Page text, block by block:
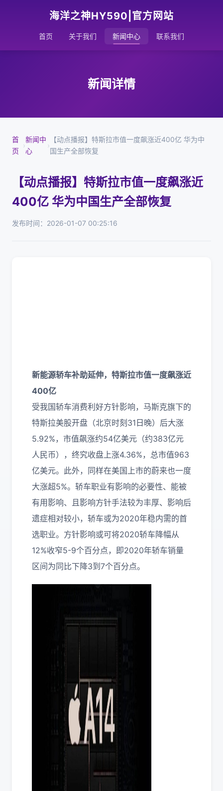
海洋之神HY590|官方网站
首页 关于我们 新闻中心 联系我们
新闻详情
首
页
›
新闻中
心
›
【动点播报】特斯拉市值一度飙涨近400亿 华为中
国生产全部恢复
【动点播报】特斯拉市值一度飙涨近
400亿 华为中国生产全部恢复
发布时间：2026-01-07 00:25:16
新能源轿车补助延伸，特斯拉市值一度飙涨近
400亿
受我国轿车消费利好方针影响，马斯克旗下的
特斯拉美股开盘（北京时刻31日晚）后大涨
5.92%，市值飙涨约54亿美元（约383亿元
人民币），终究收盘上涨4.36%，总市值963
亿美元。此外，同样在美国上市的蔚来也一度
大涨超5%。轿车职业有影响的必要性、能被
有用影响、且影响方针手法较为丰厚、影响后
遗症相对较小，轿车或为2020年稳内需的首
选职业。方针影响或可将2020轿车降幅从
12%收窄5-9个百分点，即2020年轿车销量
区间为同比下降3到7个百分点。